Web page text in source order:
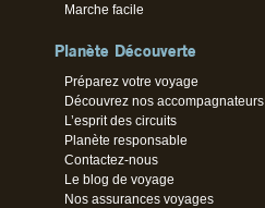
Marche facile
Planète Découverte
Préparez votre voyage
Découvrez nos accompagnateurs
L’esprit des circuits
Planète responsable
Contactez-nous
Le blog de voyage
Nos assurances voyages